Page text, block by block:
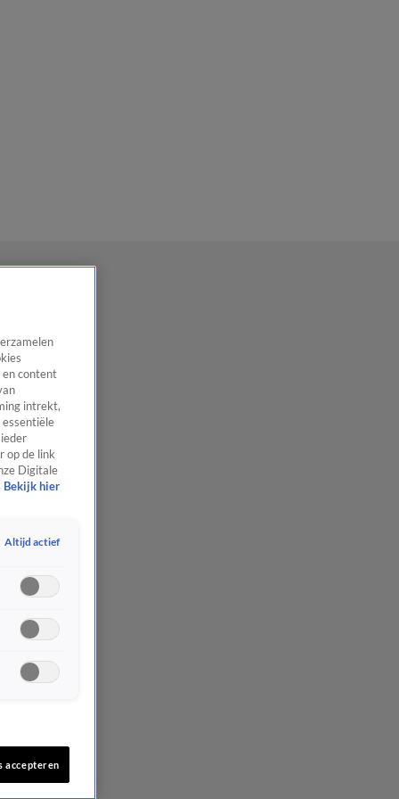
en content
intrekt,
op de link
Digitale
Bekijk hier
Altijd actief
accepteren